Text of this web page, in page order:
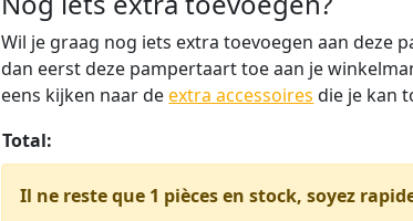
Wil je graag nog iets extra toevoegen aan deze
dan eerst deze pampertaart toe aan je
eens kijken naar deextra accessoires die je kan
Total:
Il ne reste que 1 pièces en stock, soyez